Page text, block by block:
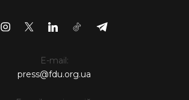
E-mail:
press@fdu.org.ua